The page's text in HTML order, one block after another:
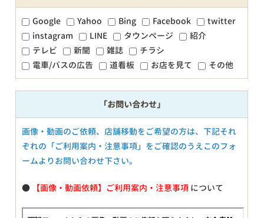
Google Yahoo Bing Facebook
twitter
instagram
LINE タウンページ
紹介
テレビ
新聞 雑誌
チラシ
電車/バスの広告
道看板 お店を見て その他
「お問い合わせ」
画像・動画のご依頼、店舗移動をご希望の方は、下記それ
ぞれの「ご利用案内・注意事項」をご確認のうえこのフォ
ームよりお問い合わせ下さい。
● 【画像・動画依頼】ご利用案内・注意事項 について